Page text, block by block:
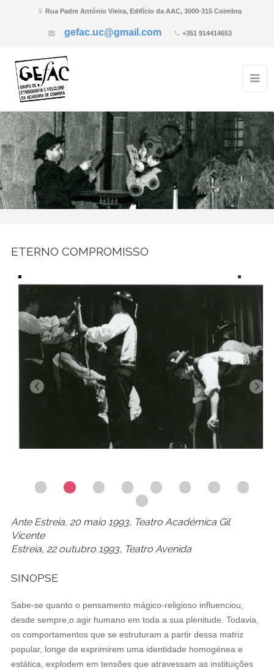
Rua Padre António Vieira, Edifício da AAC, 3000-315 Coimbra
gefac.uc@gmail.com +351 914414653
ETERNO COMPROMISSO
Ante Estreia, 20 maio 1993, Teatro Académica Gil
Vicente
Estreia, 22 outubro 1993, Teatro Avenida
SINOPSE
Sabe-se quanto o pensamento mágico-religioso influenciou,
desde sempre,o agir humano em toda a sua plenitude. Todavia,
os comportamentos que se estruturam a partir dessa matriz
popular, longe de exprimirem uma identidade homogénea e
estática, explodem em tensões que atravessam as instituições